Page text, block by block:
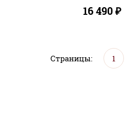
16 490 ₽
Страницы: 1